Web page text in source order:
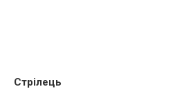
Стрілець